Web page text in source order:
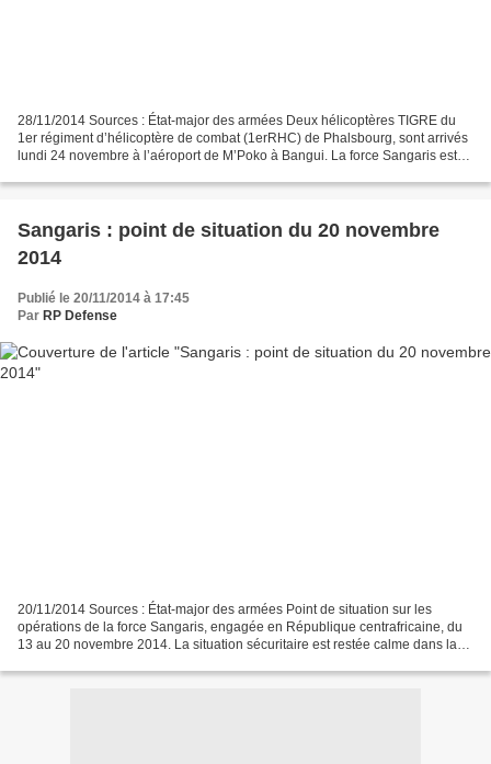
28/11/2014 Sources : État-major des armées Deux hélicoptères TIGRE du
1er régiment d’hélicoptère de combat (1erRHC) de Phalsbourg, sont arrivés
lundi 24 novembre à l’aéroport de M’Poko à Bangui. La force Sangaris est
Sangaris : point de situation du 20 novembre
2014
Publié le 20/11/2014 à 17:45
Par RP Defense
20/11/2014 Sources : État-major des armées Point de situation sur les
opérations de la force Sangaris, engagée en République centrafricaine, du
13 au 20 novembre 2014. La situation sécuritaire est restée calme dans la